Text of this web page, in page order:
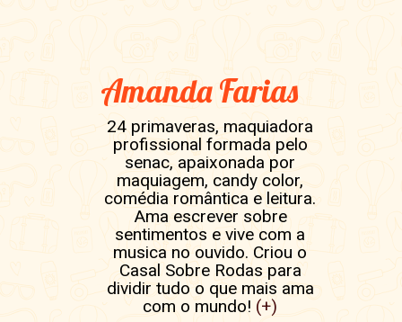
Amanda Farias
24 primaveras, maquiadora
profissional formada pelo
senac, apaixonada por
maquiagem, candy color,
comédia romântica e leitura.
Ama escrever sobre
sentimentos e vive com a
musica no ouvido. Criou o
Casal Sobre Rodas para
dividir tudo o que mais ama
com o mundo! (+)